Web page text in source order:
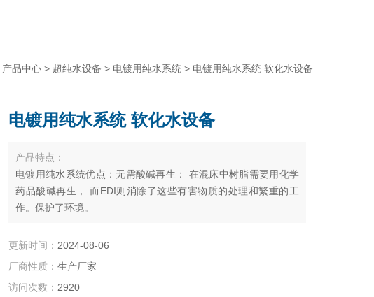
产品中心 > 超纯水设备 > 电镀用纯水系统 > 电镀用纯水系统 软化水设备
电镀用纯水系统 软化水设备
产品特点：
电镀用纯水系统优点：无需酸碱再生： 在混床中树脂需要用化学
药品酸碱再生， 而EDI则消除了这些有害物质的处理和繁重的工
作。保护了环境。
更新时间： 2024-08-06
厂商性质： 生产厂家
访问次数： 2920